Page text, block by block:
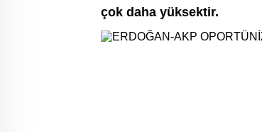
çok daha yüksektir.